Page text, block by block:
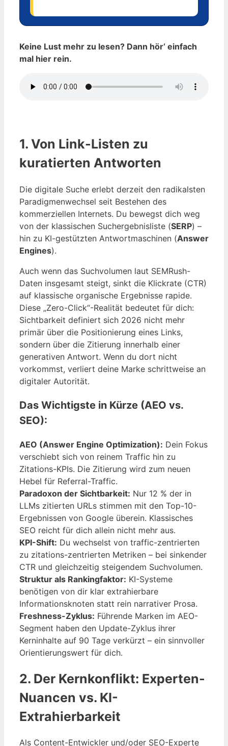
Keine Lust mehr zu lesen? Dann hör‘ einfach
mal hier rein.
1. Von Link-Listen zu
kuratierten Antworten
Die digitale Suche erlebt derzeit den radikalsten
Paradigmenwechsel seit Bestehen des
kommerziellen Internets. Du bewegst dich weg
von der klassischen Suchergebnisliste (SERP) –
hin zu KI-gestützten Antwortmaschinen (Answer
Engines).
Auch wenn das Suchvolumen laut SEMRush-
Daten insgesamt steigt, sinkt die Klickrate (CTR)
auf klassische organische Ergebnisse rapide.
Diese „Zero-Click“-Realität bedeutet für dich:
Sichtbarkeit definiert sich 2026 nicht mehr
primär über die Positionierung eines Links,
sondern über die Zitierung innerhalb einer
generativen Antwort. Wenn du dort nicht
vorkommst, verliert deine Marke schrittweise an
digitaler Autorität.
Das Wichtigste in Kürze (AEO vs.
SEO):
AEO (Answer Engine Optimization): Dein Fokus
verschiebt sich von reinem Traffic hin zu
Zitations-KPIs. Die Zitierung wird zum neuen
Hebel für Referral-Traffic.
Paradoxon der Sichtbarkeit: Nur 12 % der in
LLMs zitierten URLs stimmen mit den Top-10-
Ergebnissen von Google überein. Klassisches
SEO reicht für dich allein nicht mehr aus.
KPI-Shift: Du wechselst von traffic-zentrierten
zu zitations-zentrierten Metriken – bei sinkender
CTR und gleichzeitig steigendem Suchvolumen.
Struktur als Rankingfaktor: KI-Systeme
benötigen von dir klar extrahierbare
Informationsknoten statt rein narrativer Prosa.
Freshness-Zyklus: Führende Marken im AEO-
Segment haben den Update-Zyklus ihrer
Kerninhalte auf 90 Tage verkürzt – ein sinnvoller
Orientierungswert für dich.
2. Der Kernkonflikt: Experten-
Nuancen vs. KI-
Extrahierbarkeit
Als Content-Entwickler und/oder SEO-Experte